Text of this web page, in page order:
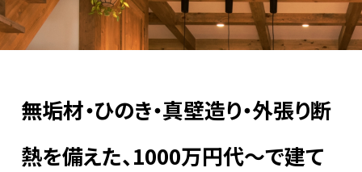
無垢材・ひのき・真壁造り・外張り断
熱を備えた、1000万円代〜で建て